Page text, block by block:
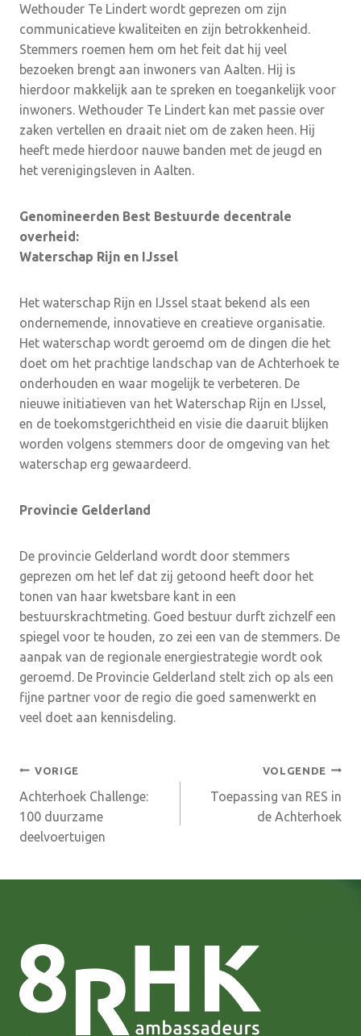
Wethouder Te Lindert wordt geprezen om zijn
communicatieve kwaliteiten en zijn betrokkenheid.
Stemmers roemen hem om het feit dat hij veel
bezoeken brengt aan inwoners van Aalten. Hij is
hierdoor makkelijk aan te spreken en toegankelijk voor
inwoners. Wethouder Te Lindert kan met passie over
zaken vertellen en draait niet om de zaken heen. Hij
heeft mede hierdoor nauwe banden met de jeugd en
het verenigingsleven in Aalten.
Genomineerden Best Bestuurde decentrale
overheid:
Waterschap Rijn en IJssel
Het waterschap Rijn en IJssel staat bekend als een
ondernemende, innovatieve en creatieve organisatie.
Het waterschap wordt geroemd om de dingen die het
doet om het prachtige landschap van de Achterhoek te
onderhouden en waar mogelijk te verbeteren. De
nieuwe initiatieven van het Waterschap Rijn en IJssel,
en de toekomstgerichtheid en visie die daaruit blijken
worden volgens stemmers door de omgeving van het
waterschap erg gewaardeerd.
Provincie Gelderland
De provincie Gelderland wordt door stemmers
geprezen om het lef dat zij getoond heeft door het
tonen van haar kwetsbare kant in een
bestuurskrachtmeting. Goed bestuur durft zichzelf een
spiegel voor te houden, zo zei een van de stemmers. De
aanpak van de regionale energiestrategie wordt ook
geroemd. De Provincie Gelderland stelt zich op als een
fijne partner voor de regio die goed samenwerkt en
veel doet aan kennisdeling.
Bericht
navigatie
VORIGE
Achterhoek Challenge:
100 duurzame
deelvoertuigen
VOLGENDE
Toepassing van RES in
de Achterhoek